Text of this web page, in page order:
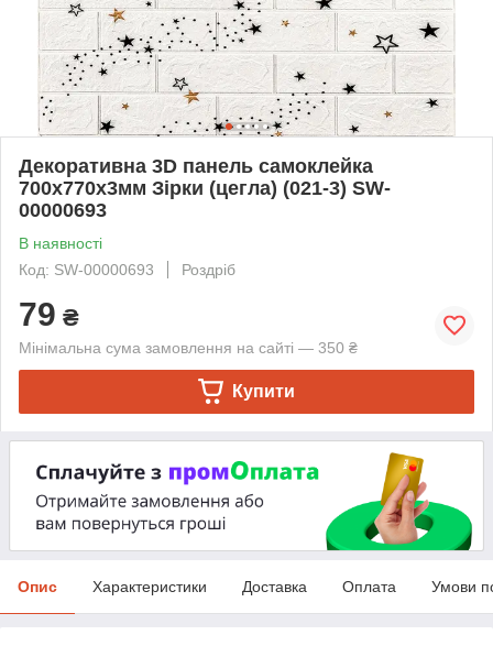
Декоративна 3D панель самоклейка
700х770х3мм Зірки (цегла) (021-3) SW-
00000693
В наявності
Код: SW-00000693
Роздріб
79 ₴
Мінімальна сума замовлення на сайті — 350 ₴
Купити
Опис Характеристики Доставка Оплата Умови